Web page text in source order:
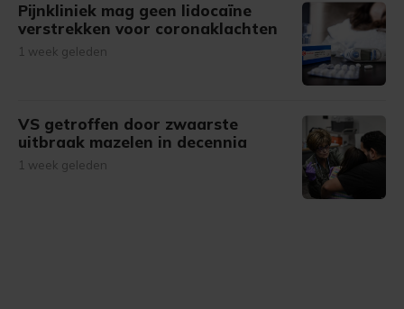
Pijnkliniek mag geen lidocaïne
verstrekken voor coronaklachten
1 week geleden
VS getroffen door zwaarste
uitbraak mazelen in decennia
1 week geleden